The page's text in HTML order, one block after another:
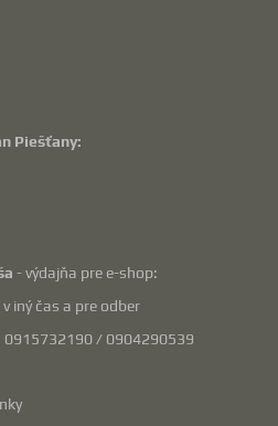
Piešťany:
- výdajňa pre e-shop:
iný čas a pre odber
0915732190 / 0904290539